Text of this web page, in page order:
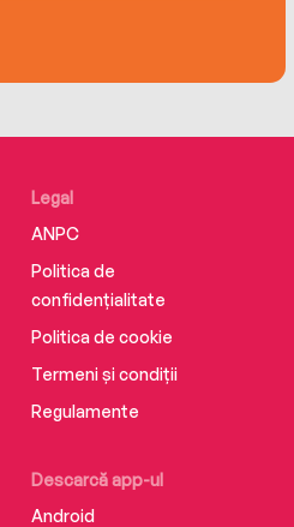
Descarcă app-ul
Android
Legal
ANPC
Politica de
confidențialitate
Politica de cookie
Termeni și condiții
Regulamente